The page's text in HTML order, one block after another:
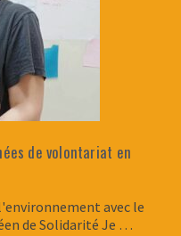
de volontariat en
avec le
de Solidarité Je …